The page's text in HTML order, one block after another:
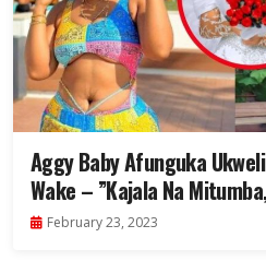
Aggy Baby Afunguka
Wake – ”Kajala Na
Video
February 23, 2023